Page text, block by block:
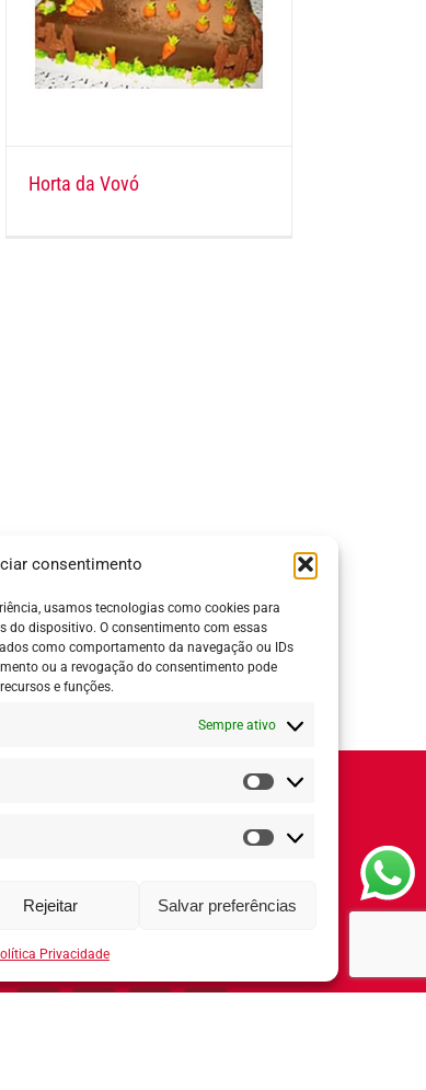
consentimento
usamos tecnologias como cookies para
do dispositivo. O consentimento com essas
como comportamento da navegação ou IDs
ou a revogação do consentimento pode
e funções.
Sempre ativo
Estatísticas
Marketing
Rejeitar Salvar preferências
Privacidade
Horta da Vovó
Horário de Atendimento:
8h ás 18h
Redes Sociais